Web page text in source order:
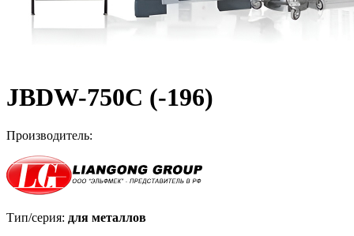
JBDW-750C (-196)
Производитель:
Тип/серия: для металлов